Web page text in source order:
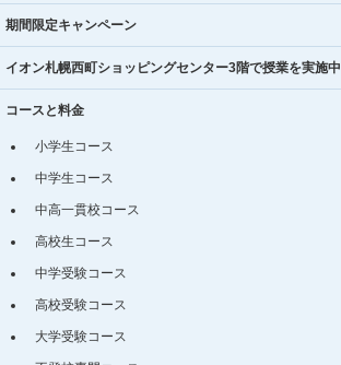
期間限定キャンペーン
イオン札幌西町ショッピングセンター3階で授業を実施中
コースと料金
小学生コース
中学生コース
中高一貫校コース
高校生コース
中学受験コース
高校受験コース
大学受験コース